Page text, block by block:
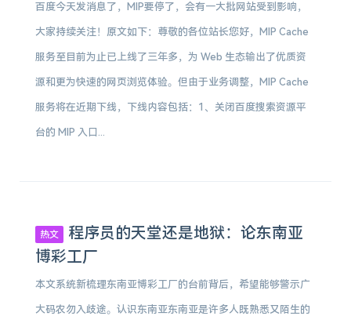
百度今天发消息了，MIP要停了，会有一大批网站受到影响，
大家持续关注！原文如下：尊敬的各位站长您好，MIP Cache
服务至目前为止已上线了三年多，为 Web 生态输出了优质资
源和更为快速的网页浏览体验。但由于业务调整，MIP Cache
服务将在近期下线，下线内容包括：1、关闭百度搜索资源平
台的 MIP 入口...
热文
程序员的天堂还是地狱：论东南亚
博彩工厂
本文系统新梳理东南亚博彩工厂的台前背后，希望能够警示广
大码农勿入歧途。认识东南亚东南亚是许多人既熟悉又陌生的